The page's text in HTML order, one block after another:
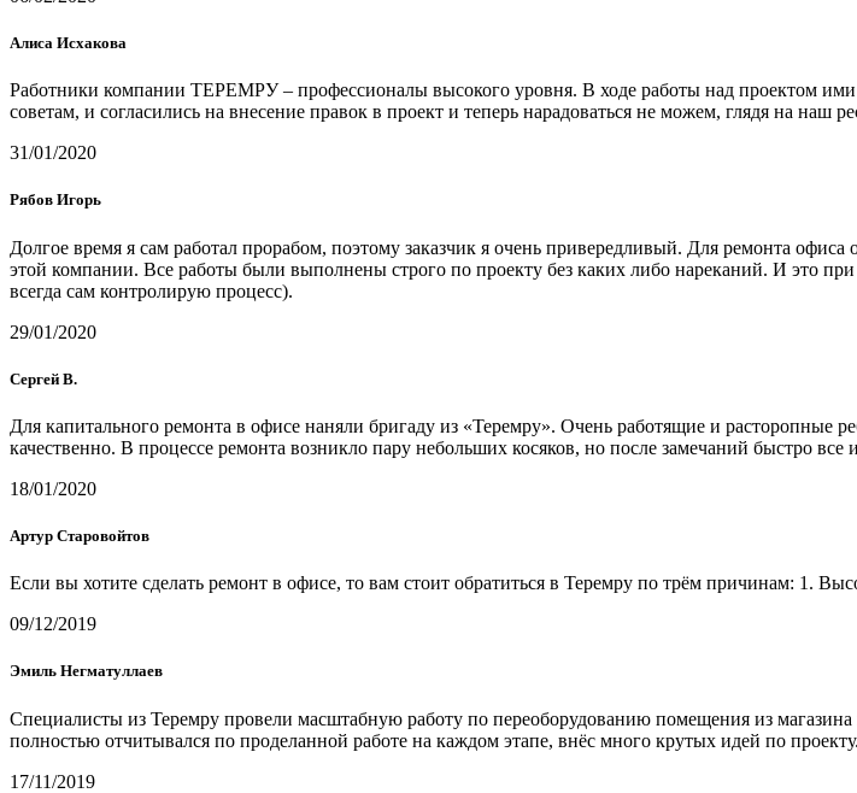
Алиса Исхакова
Работники компании ТЕРЕМРУ – профессионалы высокого уровня. В ходе работы над проектом
советам, и согласились на внесение правок в проект и теперь нарадоваться не можем, глядя на наш
31/01/2020
Рябов Игорь
Долгое время я сам работал прорабом, поэтому заказчик я очень привередливый. Для ремонта
этой компании. Все работы были выполнены строго по проекту без каких либо нареканий. И это
всегда сам контролирую процесс).
29/01/2020
Сергей В.
Для капитального ремонта в офисе наняли бригаду из «Теремру». Очень работящие и расторопные
качественно. В процессе ремонта возникло пару небольших косяков, но после замечаний быстро
18/01/2020
Артур Старовойтов
Если вы хотите сделать ремонт в офисе, то вам стоит обратиться в Теремру по трём причинам: 1.
09/12/2019
Эмиль Негматуллаев
Специалисты из Теремру провели масштабную работу по переоборудованию помещения из
полностью отчитывался по проделанной работе на каждом этапе, внёс много крутых идей по
17/11/2019